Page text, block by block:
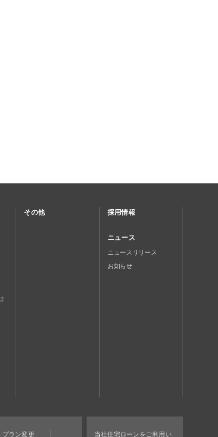
その他 採用情報
ニュース
ニュースリリース
お知らせ
プラン変更 当社住宅ローンをご利用い